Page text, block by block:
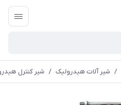
/ شیر آلات هیدرولیک / شیر کنترل هیدرولیک دستی